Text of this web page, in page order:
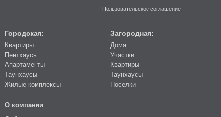
Пользовательское соглашение
Городская:
Квартиры
Пентхаусы
Апартаменты
Таунхаусы
Жилые комплексы
Загородная:
Дома
Участки
Квартиры
Таунхаусы
Поселки
О компании